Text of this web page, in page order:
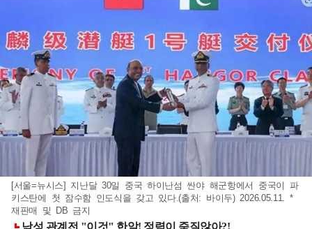
[서울=뉴시스] 지난달 30일 중국 하이난섬 싼야 해군항에서 중국이 파
키스탄에 첫 잠수함 인도식을 갖고 있다.(출처: 바이두) 2026.05.11. *
재판매 및 DB 금지